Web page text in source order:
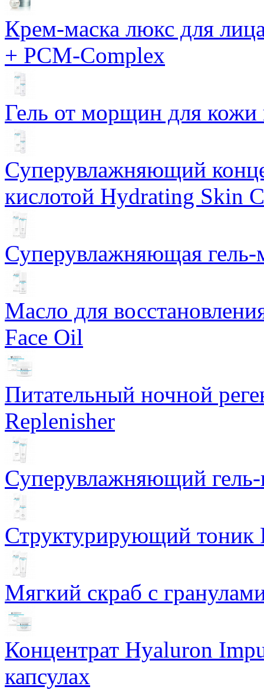
Крем-маска люкс для
+ PCM-Complex
Гель от морщин для кожи
Суперувлажняющий
кислотой Hydrating Skin
Суперувлажняющая
Масло для
Face Oil
Питательный ночной
Replenisher
Суперувлажняющий
Структурирующий тоник
Мягкий скраб с
Концентрат Hyaluron
капсулах